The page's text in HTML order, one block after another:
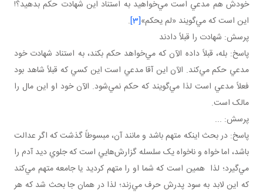
خودش هم مدعي است مي‌خواهيد به استناد اين شهادت حکم بدهيد؟!
اين است که مي‌گويند «لم يحکم»[3]
.
پرسش: شهادت را قبلاً دادند
پاسخ: بله، قبلاً داده الآن که مي‌خواهد حکم بکند، به استناد شهادت خود
مدعي حکم مي‌کند. الآن اين آقا مدعي است اين کسي که قبلاً شاهد بود
فعلاً مدعي است لذا مي‌گويند که حکم نمي‌شود. الآن خود او اين مال را
مالک است.
پرسش: ...
پاسخ: در بحث اينکه متهم باشد و مانند آن، مبسوطاً گذشت که اگر عدالت
باشد، اما خواه و ناخواه يک سلسله گزارش‌هايي است که جلوي ديد آدم را
مي‌گيرد؛ لذا همين است که شما او را متهم کرديد يا جامعه متهم مي‌کند
که اين لابد به سود پدرش حرف مي‌زند؛ لذا در همان جا بحث شد که هر